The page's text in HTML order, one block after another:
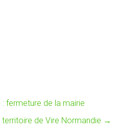
fermeture de la mairie
de Vire Normandie →